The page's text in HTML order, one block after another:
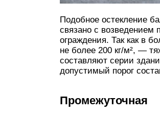
Подобное остекление
связано с
ограждения. Так как в
не более 200 кг/м², —
составляют серии
допустимый порог
Промежуточная